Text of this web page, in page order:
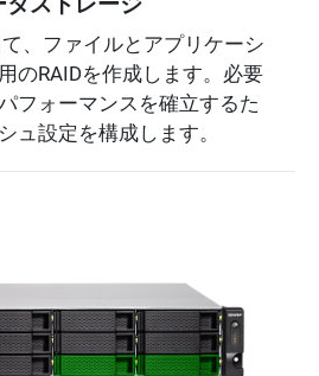
、ファイルとアプリケーシ
のRAIDを作成します。必要
フォーマンスを確立するた
ュ設定を構成します。